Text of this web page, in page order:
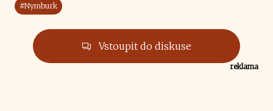
#Nymburk
Vstoupit do diskuse
reklama